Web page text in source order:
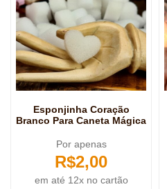
Esponjinha Coração
Branco Para Caneta Mágica
Por apenas
R$2,00
em até 12x no cartão